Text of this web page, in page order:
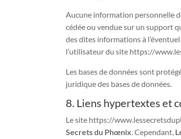
Aucune information personnelle
cédée ou vendue sur un support
des dites informations à
l’utilisateur du site https://
Les bases de données sont
juridique des bases de données.
8. Liens hypertextes et
Le site https://
Secrets du Phœnix. Cependant,